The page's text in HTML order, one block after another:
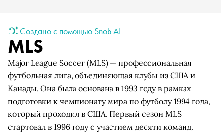
Создано с помощью Snob AI
MLS
Major League Soccer (MLS) — профессиональная
футбольная лига, объединяющая клубы из США и
Канады. Она была основана в 1993 году в рамках
подготовки к чемпионату мира по футболу 1994 года,
который проходил в США. Первый сезон MLS
стартовал в 1996 году с участием десяти команд.